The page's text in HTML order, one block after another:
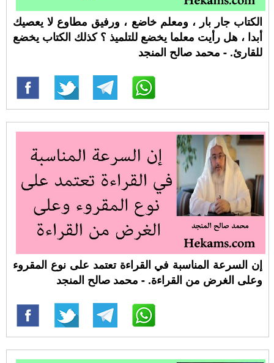
الكتاب جار بار ، ومعلم خاضع ، ورفيق مطاوع لا يعصيك
أبدا ، هل رأيت معلما يخضع للتلميذ ؟ كذلك الكتاب يخضع
للقارئ. - محمد صالح المنجد
إن السرعة المناسبة في القراءة تعتمد على نوع المقروء
وعلى الغرض من القراءة. - محمد صالح المنجد